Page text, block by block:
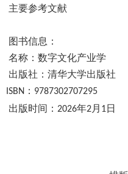
主要参考文献
图书信息：
名称：数字文化产业学
出版社：清华大学出版社
ISBN ： 9787302707295
出版时间： 2026年2月 1日